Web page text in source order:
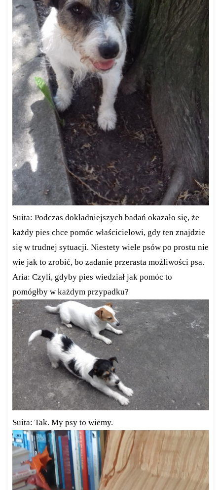
Suita: Podczas dokładniejszych badań okazało się, że
każdy pies chce pomóc właścicielowi, gdy ten znajdzie
się w trudnej sytuacji. Niestety wiele psów po prostu nie
wie jak to zrobić, bo zadanie przerasta możliwości psa.
Aria: Czyli, gdyby pies wiedział jak pomóc to
pomógłby w każdym przypadku?
Suita: Tak. My psy to wiemy.